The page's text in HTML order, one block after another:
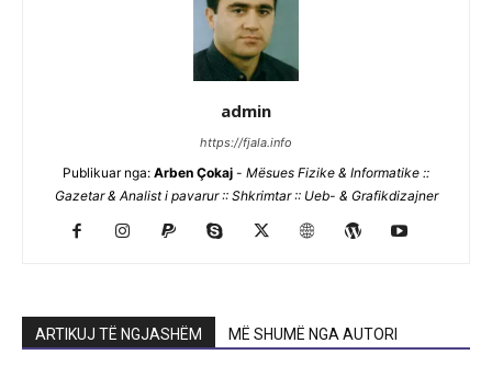
admin
https://fjala.info
Publikuar nga: Arben Çokaj - Mësues Fizike & Informatike ::
Gazetar & Analist i pavarur :: Shkrimtar :: Ueb- & Grafikdizajner
ARTIKUJ TË NGJASHËM MË SHUMË NGA AUTORI